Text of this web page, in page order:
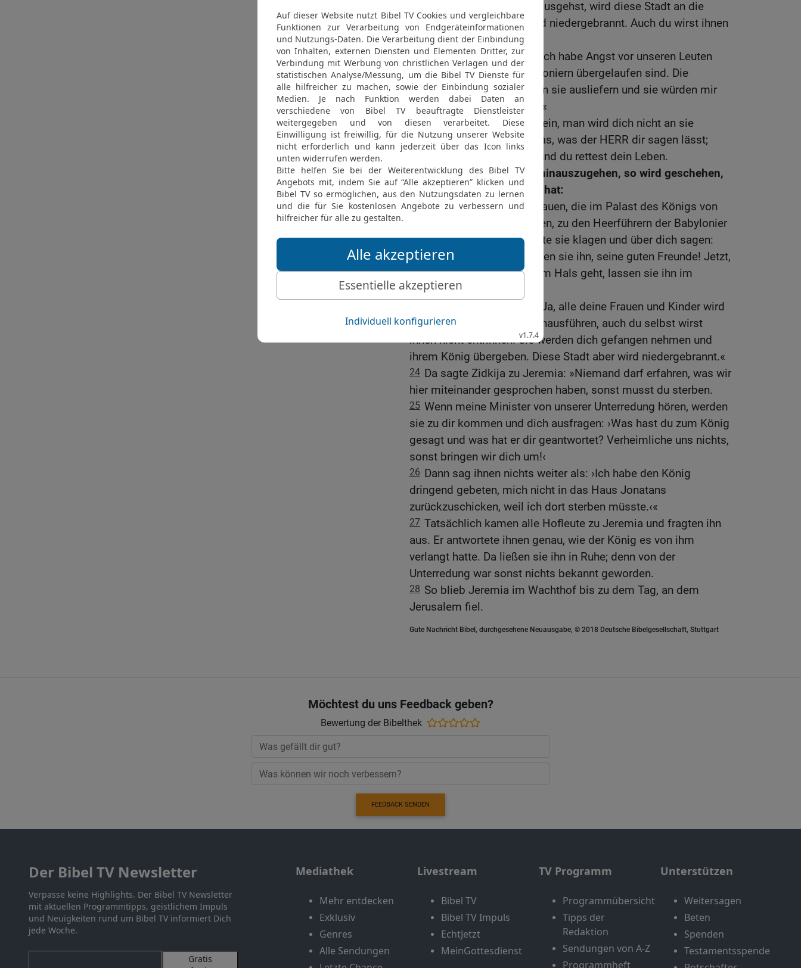
Wenn du aber nicht hinausgehst, wird diese Stadt an die
Babylonier ausgeliefert und niedergebrannt. Auch du wirst ihnen
dann nicht entkommen.‹«
19 Der König antwortete: »Ich habe Angst vor unseren Leuten
aus Juda, die zu den Babyloniern übergelaufen sind. Die
Babylonier könnten mich an sie ausliefern und sie würden mir
bestimmt übel mitspielen.«
20 Jeremia versicherte: »Nein, man wird dich nicht an sie
ausliefern! Hör doch auf das, was der HERR dir sagen lässt;
dann geschieht dir nichts und du rettest dein Leben.
21 Weigerst du dich aber hinauszugehen, so wird geschehen,
was mir der HERR gezeigt hat:
22 Ich sah, wie man alle Frauen, die im Palast des Königs von
Juda zurückgeblieben waren, zu den Heerführern der Babylonier
hinausbrachte. Und ich hörte sie klagen und über dich sagen:
›Verführt und betrogen haben sie ihn, seine guten Freunde! Jetzt,
wo ihm das Wasser bis zum Hals geht, lassen sie ihn im
Stich!‹«
Und Jeremia schloss: »Ja, alle deine Frauen und Kinder wird
man zu den Babyloniern hinausführen, auch du selbst wirst
ihnen nicht entrinnen. Sie werden dich gefangen nehmen und
ihrem König übergeben. Diese Stadt aber wird niedergebrannt.«
24 Da sagte Zidkija zu Jeremia: »Niemand darf erfahren, was wir
hier miteinander gesprochen haben, sonst musst du sterben.
25 Wenn meine Minister von unserer Unterredung hören, werden
sie zu dir kommen und dich ausfragen: ›Was hast du zum König
gesagt und was hat er dir geantwortet? Verheimliche uns nichts,
sonst bringen wir dich um!‹
26 Dann sag ihnen nichts weiter als: ›Ich habe den König
dringend gebeten, mich nicht in das Haus Jonatans
zurückzuschicken, weil ich dort sterben müsste.‹«
27 Tatsächlich kamen alle Hofleute zu Jeremia und fragten ihn
aus. Er antwortete ihnen genau, wie der König es von ihm
verlangt hatte. Da ließen sie ihn in Ruhe; denn von der
Unterredung war sonst nichts bekannt geworden.
28 So blieb Jeremia im Wachthof bis zu dem Tag, an dem
Jerusalem fiel.
Gute Nachricht Bibel, durchgesehene Neuausgabe, © 2018 Deutsche Bibelgesellschaft, Stuttgart
Möchtest du uns Feedback geben?
Bewertung der Bibelthek
FEEDBACK SENDEN
Der Bibel TV Newsletter
Verpasse keine Highlights. Der Bibel TV Newsletter
mit aktuellen Programmtipps, geistlichem Impuls
und Neuigkeiten rund um Bibel TV informiert Dich
jede Woche.
Gratis
Mediathek
Mehr entdecken
Exklusiv
Genres
Alle Sendungen
Livestream
Bibel TV
Bibel TV Impuls
EchtJetzt
MeinGottesdienst
TV Programm
Programmübersicht
Tipps der
Redaktion
Sendungen von A-Z
Programmheft
Unterstützen
Weitersagen
Beten
Spenden
Testamentsspende